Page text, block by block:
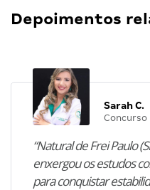
Depoimentos
Sarah C.
Concurso
“Natural de Frei Paulo
enxergou os estudos
para conquistar